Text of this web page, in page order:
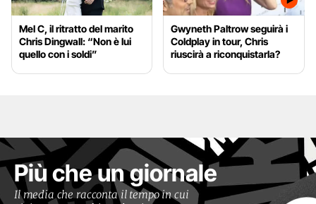
Mel C, il ritratto del marito
Chris Dingwall: “Non è lui
quello con i soldi”
Gwyneth Paltrow seguirà i
Coldplay in tour, Chris
riuscirà a riconquistarla?
Più che un giornale
Il media che racconta il tempo in cui